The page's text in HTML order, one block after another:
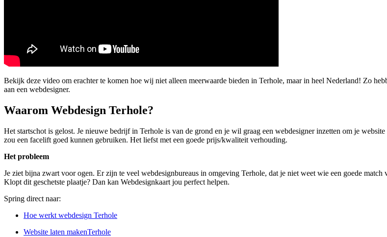
Bekijk deze video om erachter te komen hoe wij niet alleen meerwaarde bieden in Terhole, maar in heel Nederland! Zo
aan een webdesigner.
Waarom Webdesign Terhole?
Het startschot is gelost. Je nieuwe bedrijf in Terhole is van de grond en je wil graag een webdesigner inzetten om je
zou een facelift goed kunnen gebruiken. Het liefst met een goede prijs/kwaliteit verhouding.
Het probleem
Je ziet bijna zwart voor ogen. Er zijn te veel webdesignbureaus in omgeving Terhole, dat je niet weet wie een goede match
Klopt dit geschetste plaatje? Dan kan Webdesignkaart jou perfect helpen.
Spring direct naar:
Hoe werkt webdesign Terhole
Website laten makenTerhole